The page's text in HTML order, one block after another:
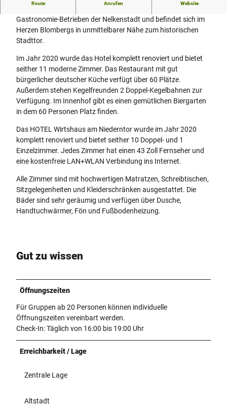
Route Anrufen Website
Gastronomie-Betrieben der Nelkenstadt und befindet sich im
Herzen Blombergs in unmittelbarer Nähe zum historischen
Stadttor.
Im Jahr 2020 wurde das Hotel komplett renoviert und bietet
seither 11 moderne Zimmer. Das Restaurant mit gut
bürgerlicher deutscher Küche verfügt über 60 Plätze.
Außerdem stehen Kegelfreunden 2 Doppel-Kegelbahnen zur
Verfügung. Im Innenhof gibt es einen gemütlichen Biergarten
in dem 60 Personen Platz finden.
Das HOTEL Wirtshaus am Niederntor wurde im Jahr 2020
komplett renoviert und bietet seither 10 Doppel- und 1
Einzelzimmer. Jedes Zimmer hat einen 43 Zoll Fernseher und
eine kostenfreie LAN+WLAN Verbindung ins Internet.
Alle Zimmer sind mit hochwertigen Matratzen, Schreibtischen,
Sitzgelegenheiten und Kleiderschränken ausgestattet. Die
Bäder sind sehr geräumig und verfügen über Dusche,
Handtuchwärmer, Fön und Fußbodenheizung.
Gut zu wissen
Öffnungszeiten
Für Gruppen ab 20 Personen können individuelle
Öffnungszeiten vereinbart werden.
Check-In: Täglich von 16:00 bis 19:00 Uhr
Erreichbarkeit / Lage
Zentrale Lage
Altstadt